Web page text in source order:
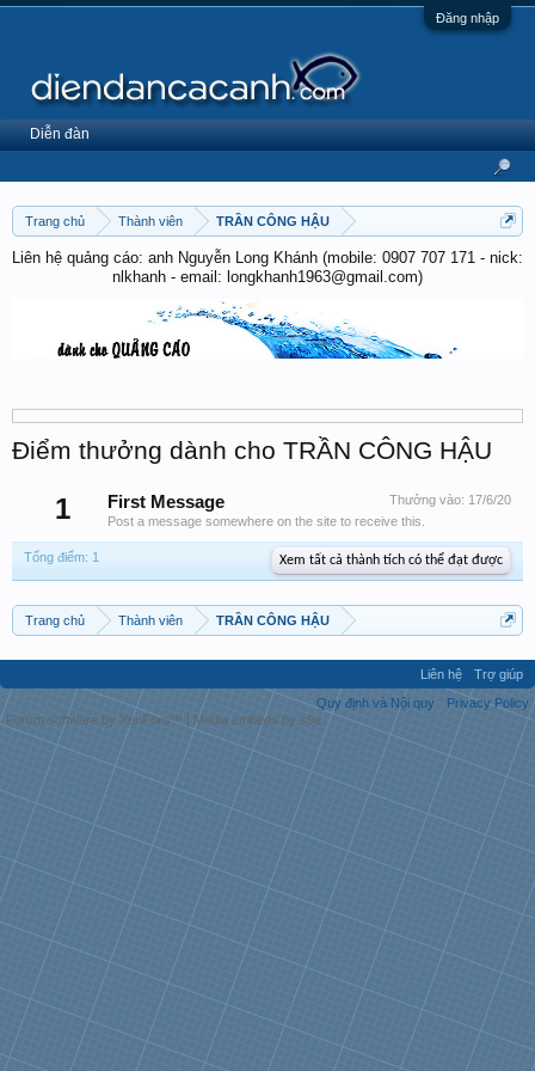
Đăng nhập
Trang chủ Thành viên TRẦN CÔNG HẬU
Liên hệ quảng cáo: anh Nguyễn Long Khánh (mobile: 0907 707 171 - nick:
nlkhanh - email: longkhanh1963@gmail.com)
Điểm thưởng dành cho TRẦN CÔNG HẬU
1 Thưởng vào: 17/6/20
First Message
Post a message somewhere on the site to receive this.
Tổng điểm: 1 Xem tất cả thành tích có thể đạt được
Trang chủ Thành viên TRẦN CÔNG HẬU
Diễn đàn
Liên hệ
Trợ giúp
Quy định và Nội quy
Privacy Policy
Forum software by XenForo™ | Media embeds by s9e